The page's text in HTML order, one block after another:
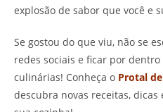
explosão de sabor que você e
Se gostou do que viu, não se
redes sociais e ficar por
culinárias! Conheça o Protal
descubra novas receitas,